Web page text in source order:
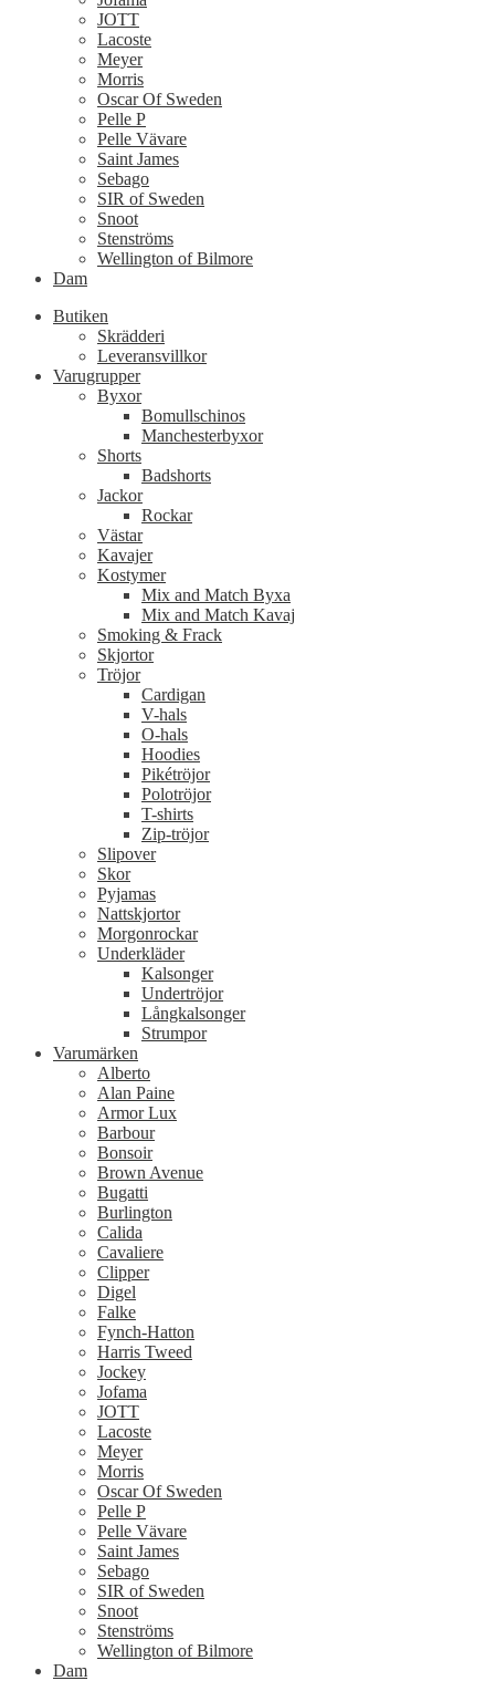
JOTT
Lacoste
Meyer
Morris
Oscar Of Sweden
Pelle P
Pelle Vävare
Saint James
Sebago
SIR of Sweden
Snoot
Stenströms
Wellington of Bilmore
Dam
Butiken
Skrädderi
Leveransvillkor
Varugrupper
Byxor
Bomullschinos
Manchesterbyxor
Shorts
Badshorts
Jackor
Rockar
Västar
Kavajer
Kostymer
Mix and Match Byxa
Mix and Match Kavaj
Smoking & Frack
Skjortor
Tröjor
Cardigan
V-hals
O-hals
Hoodies
Pikétröjor
Polotröjor
T-shirts
Zip-tröjor
Slipover
Skor
Pyjamas
Nattskjortor
Morgonrockar
Underkläder
Kalsonger
Undertröjor
Långkalsonger
Strumpor
Varumärken
Alberto
Alan Paine
Armor Lux
Barbour
Bonsoir
Brown Avenue
Bugatti
Burlington
Calida
Cavaliere
Clipper
Digel
Falke
Fynch-Hatton
Harris Tweed
Jockey
Jofama
JOTT
Lacoste
Meyer
Morris
Oscar Of Sweden
Pelle P
Pelle Vävare
Saint James
Sebago
SIR of Sweden
Snoot
Stenströms
Wellington of Bilmore
Dam